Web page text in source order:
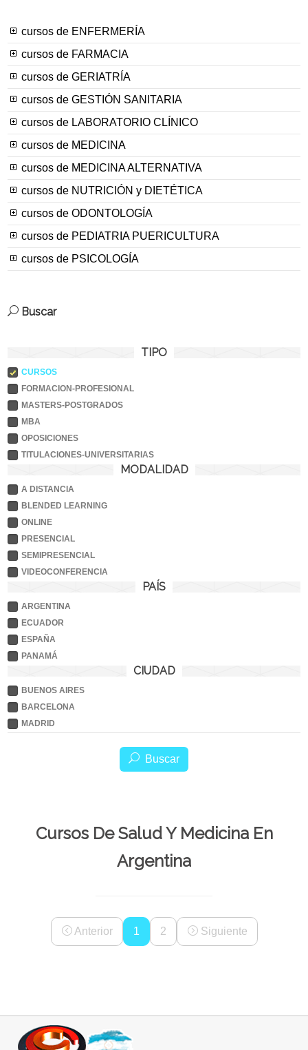
cursos de ENFERMERÍA
cursos de FARMACIA
cursos de GERIATRÍA
cursos de GESTIÓN SANITARIA
cursos de LABORATORIO CLÍNICO
cursos de MEDICINA
cursos de MEDICINA ALTERNATIVA
cursos de NUTRICIÓN y DIETÉTICA
cursos de ODONTOLOGÍA
cursos de PEDIATRIA PUERICULTURA
cursos de PSICOLOGÍA
Buscar
TIPO
CURSOS
FORMACION-PROFESIONAL
MASTERS-POSTGRADOS
MBA
OPOSICIONES
TITULACIONES-UNIVERSITARIAS
MODALIDAD
A DISTANCIA
BLENDED LEARNING
ONLINE
PRESENCIAL
SEMIPRESENCIAL
VIDEOCONFERENCIA
PAÍS
ARGENTINA
ECUADOR
ESPAÑA
PANAMÁ
CIUDAD
BUENOS AIRES
BARCELONA
MADRID
Buscar
Cursos De Salud Y Medicina En
Argentina
Anterior 1 2 Siguiente